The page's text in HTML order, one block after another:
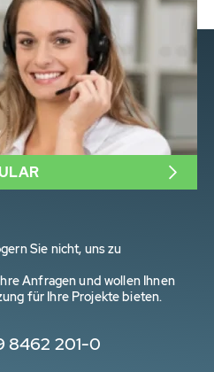
Sie nicht, uns zu
Anfragen und wollen Ihnen
für Ihre Projekte bieten.
8462 201-0